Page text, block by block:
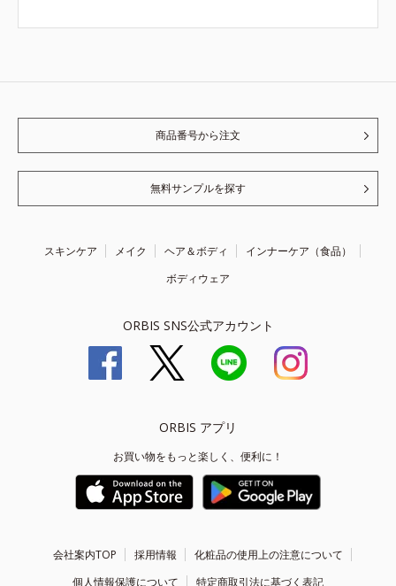
商品番号から注文
無料サンプルを探す
スキンケア メイク ヘア＆ボディ
インナーケア（食品）
ボディウェア
ORBIS SNS公式アカウント
ORBIS アプリ
お買い物をもっと楽しく、便利に！
会社案内TOP 採用情報
化粧品の使用上の注意について
個人情報保護について
特定商取引法に基づく表記